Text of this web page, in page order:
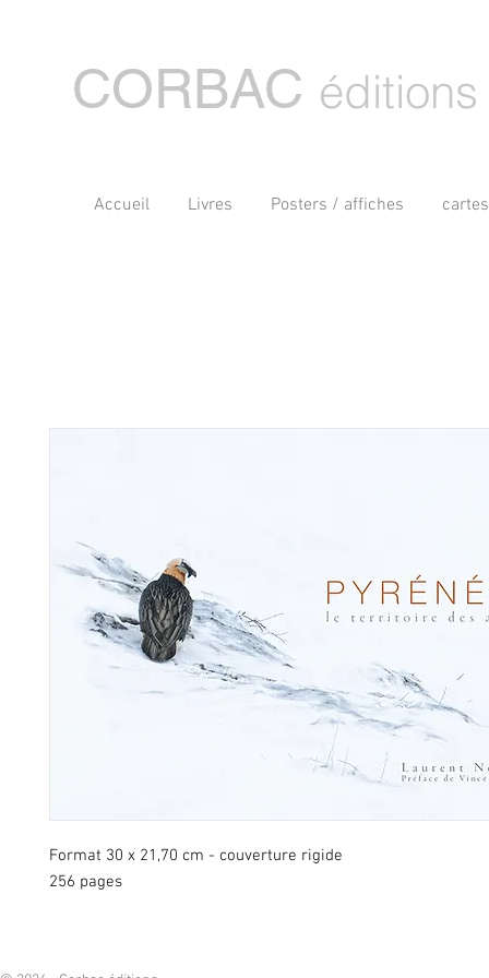
CORBAC éditions
Accueil Livres Posters / affiches
Format 30 x 21,70 cm - couverture rigide
256 pages